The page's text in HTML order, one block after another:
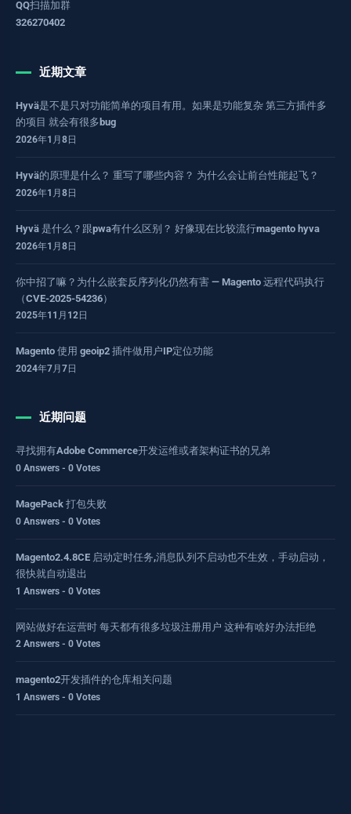
QQ扫描加群
326270402
近期文章
Hyvä是不是只对功能简单的项目有用。如果是功能复杂 第三方插件多
的项目 就会有很多bug
2026年1月8日
Hyvä的原理是什么？ 重写了哪些内容？ 为什么会让前台性能起飞？
2026年1月8日
Hyvä 是什么？跟pwa有什么区别？ 好像现在比较流行magento hyva
2026年1月8日
你中招了嘛？为什么嵌套反序列化仍然有害 — Magento 远程代码执行
（CVE-2025-54236）
2025年11月12日
Magento 使用 geoip2 插件做用户IP定位功能
2024年7月7日
近期问题
寻找拥有Adobe Commerce开发运维或者架构证书的兄弟
0 Answers - 0 Votes
MagePack 打包失败
0 Answers - 0 Votes
Magento2.4.8CE 启动定时任务,消息队列不启动也不生效，手动启动，
很快就自动退出
1 Answers - 0 Votes
网站做好在运营时 每天都有很多垃圾注册用户 这种有啥好办法拒绝
2 Answers - 0 Votes
magento2开发插件的仓库相关问题
1 Answers - 0 Votes